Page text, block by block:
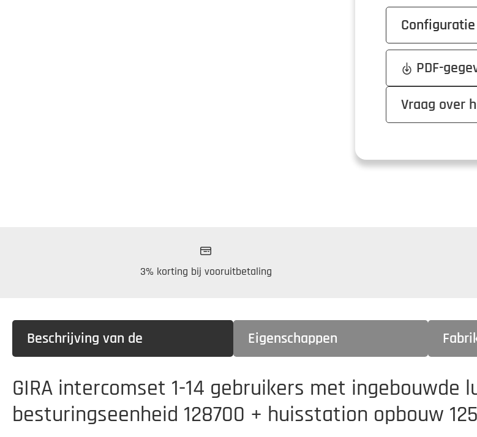
PDF-
Vraag over
3% korting bij vooruitbetaling
Beschrijving van de Eigenschappen
GIRA intercomset 1-14 gebruikers met ingebouwde
besturingseenheid 128700 + huisstation opbouw